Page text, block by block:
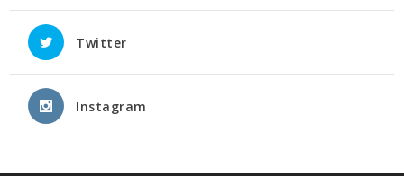
Twitter
Instagram